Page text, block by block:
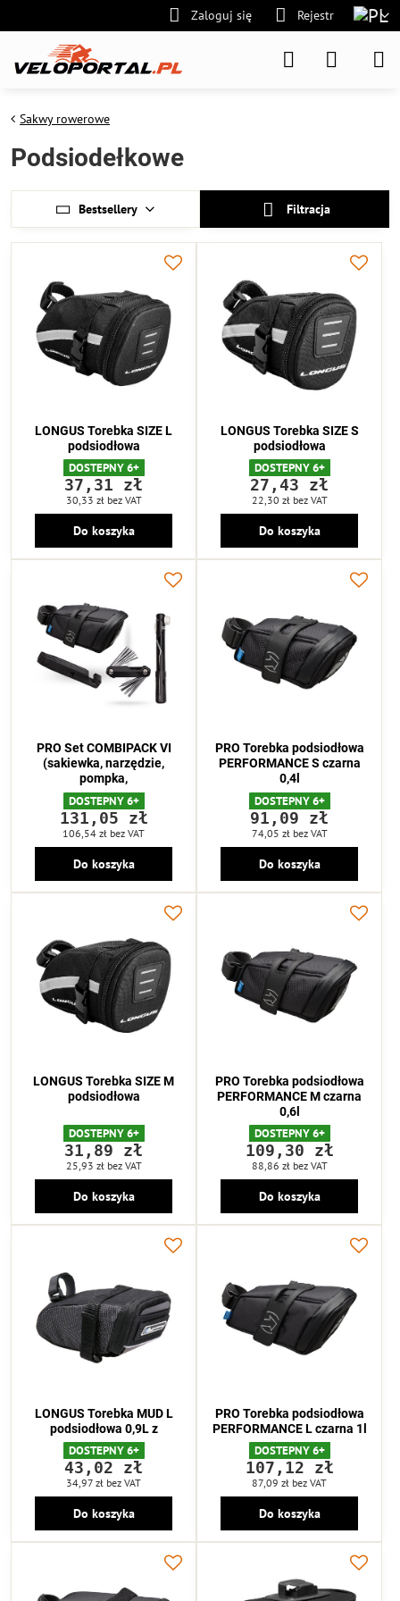
Zaloguj się Rejestr
Sakwy rowerowe
Podsiodełkowe
Bestsellery Filtracja
LONGUS Torebka SIZE L
podsiodłowa
DOSTEPNY 6+
37,31 zł
30,33 zł bez VAT
Do koszyka
LONGUS Torebka SIZE S
podsiodłowa
DOSTEPNY 6+
27,43 zł
22,30 zł bez VAT
Do koszyka
PRO Set COMBIPACK VI
(sakiewka, narzędzie,
pompka,
DOSTEPNY 6+
131,05 zł
106,54 zł bez VAT
Do koszyka
PRO Torebka podsiodłowa
PERFORMANCE S czarna
0,4l
DOSTEPNY 6+
91,09 zł
74,05 zł bez VAT
Do koszyka
LONGUS Torebka SIZE M
podsiodłowa
DOSTEPNY 6+
31,89 zł
25,93 zł bez VAT
Do koszyka
PRO Torebka podsiodłowa
PERFORMANCE M czarna
0,6l
DOSTEPNY 6+
109,30 zł
88,86 zł bez VAT
Do koszyka
LONGUS Torebka MUD L
podsiodłowa 0,9L z
DOSTEPNY 6+
43,02 zł
34,97 zł bez VAT
Do koszyka
PRO Torebka podsiodłowa
PERFORMANCE L czarna 1l
DOSTEPNY 6+
107,12 zł
87,09 zł bez VAT
Do koszyka